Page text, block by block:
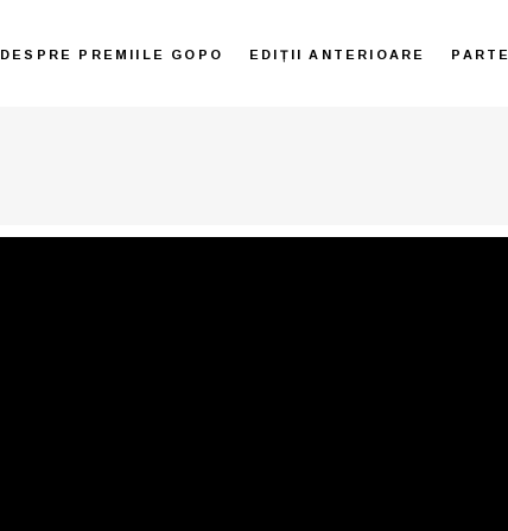
DESPRE PREMIILE GOPO EDIȚII ANTERIOARE